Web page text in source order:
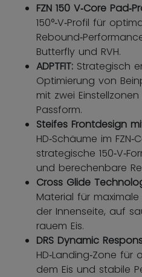
FZN 150 V‑Core
150°‑V‑Profil für
Butterfly und RVH.
ADPTFIT: Strategisch
Optimierung von
mit zwei
Passform.
Steifes Frontdesign
HD‑Schäume im
strategische
und berechenbare
Cross Glide
Material für
der Innenseite, auf
rauem Eis.
DRS Dynamic
HD‑Landing‑Zone
dem Eis und stabile